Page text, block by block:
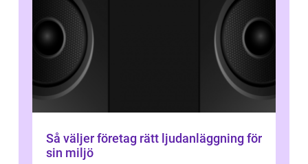
Så väljer företag rätt ljudanläggning för
sin miljö